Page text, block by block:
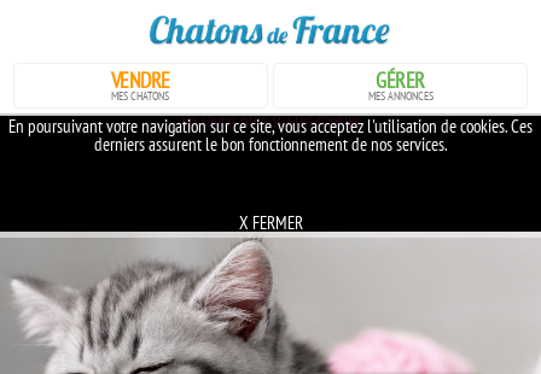
En poursuivant votre navigation sur ce site, vous acceptez l'utilisation de cookies. Ces
derniers assurent le bon fonctionnement de nos services.
En savoir plus sur les cookies
X FERMER
VENDRE
MES CHATONS
GÉRER
MES ANNONCES